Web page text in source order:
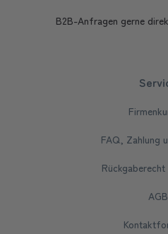
B2B-Anfragen gerne
FAQ, Zahlung
AGB